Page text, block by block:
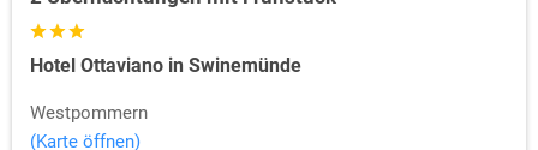
Hotel Ottaviano in Swinemünde
Westpommern
(Karte öffnen)